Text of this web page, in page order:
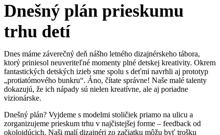
Dnešný plán prieskumu
trhu detí
Dnes máme záverečný deň nášho letného dizajnérskeho tábora,
ktorý priniesol neuveriteľné momenty plné detskej kreativity. Okrem
fantastických detských izieb sme spolu s deťmi navrhli aj prototyp
„protiatómového bunkru“. Áno, čítate správne! Naše malé talenty
dokazujú, že ich nápady sú nielen kreatívne, ale aj poriadne
vizionárske.
Dnešný plán? Vyjdeme s modelmi stoličiek priamo na ulicu a
zorganizujeme prieskum trhu v najčistejšej forme – feedback od
okoloidúcich. Naši malí dizajnéri zo začiatku môžu byť trošku